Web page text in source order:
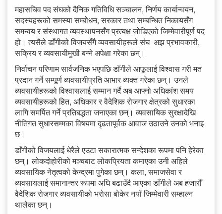
महासचिव पद संघको दैनिक गतिविधि सञ्चालन, निर्णय कार्यान्वयन,
सदस्यहरूको समस्या सम्बोधन, सरकार तथा सम्बन्धित निकायसँग
समन्वय र संस्थागत व्यवस्थापनसँग प्रत्यक्ष जोडिएको जिम्मेवारीपूर्ण पद
हो। त्यसैले डाँगीको विजयसँगै व्यवसायीहरूले संघ अझ प्रभावकारी,
सक्रिय र व्यवसायीमुखी बन्ने अपेक्षा गरेका छन्।
निर्वाचन परिणाम सार्वजनिक भएपछि डाँगीले आफूलाई विश्वास गरी मत
प्रदान गर्ने सम्पूर्ण व्यवसायीप्रति आभार व्यक्त गरेका छन्। उनले
व्यवसायीहरूको विश्वासलाई सम्मान गर्दै अब आफ्नो अधिकांश समय
व्यवसायीहरूको हित, अधिकार र वैदेशिक रोजगार क्षेत्रको सुधारका
लागि समर्पित गर्ने प्रतिबद्धता जनाएका छन्। व्यवसायिक सुरक्षादेखि
नीतिगत सुधारसम्मका विषयमा दृढतापूर्वक आवाज उठाउने उनको भनाइ
छ।
डाँगीको विजयलाई धेरैले एउटा सकारात्मक सन्देशका रूपमा पनि हेरेका
छन्। लोकदोहोरीको मञ्चबाट लोकप्रियता कमाएका उनी अहिले
व्यवसायिक नेतृत्वको केन्द्रमा पुगेका छन्। कला, समाजसेवा र
व्यवसायलाई समानान्तर रूपमा अघि बढाउँदै आएका डाँगीले अब हजारौँ
वैदेशिक रोजगार व्यवसायीको भरोसा बोकेर नयाँ जिम्मेवारी सम्हाल्न
थालेका छन्।